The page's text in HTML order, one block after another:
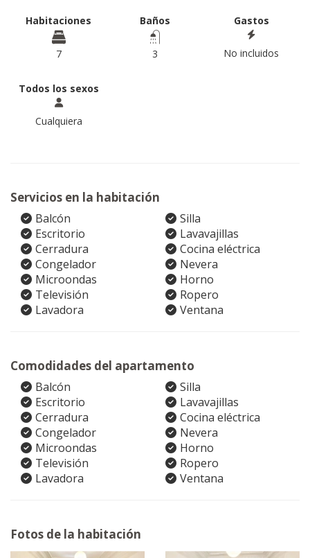
Habitaciones
7
Baños
3
Gastos
No incluidos
Todos los sexos
Cualquiera
Servicios en la habitación
Balcón
Silla
Escritorio
Lavavajillas
Cerradura
Cocina eléctrica
Congelador
Nevera
Microondas
Horno
Televisión
Ropero
Lavadora
Ventana
Comodidades del apartamento
Balcón
Silla
Escritorio
Lavavajillas
Cerradura
Cocina eléctrica
Congelador
Nevera
Microondas
Horno
Televisión
Ropero
Lavadora
Ventana
Fotos de la habitación